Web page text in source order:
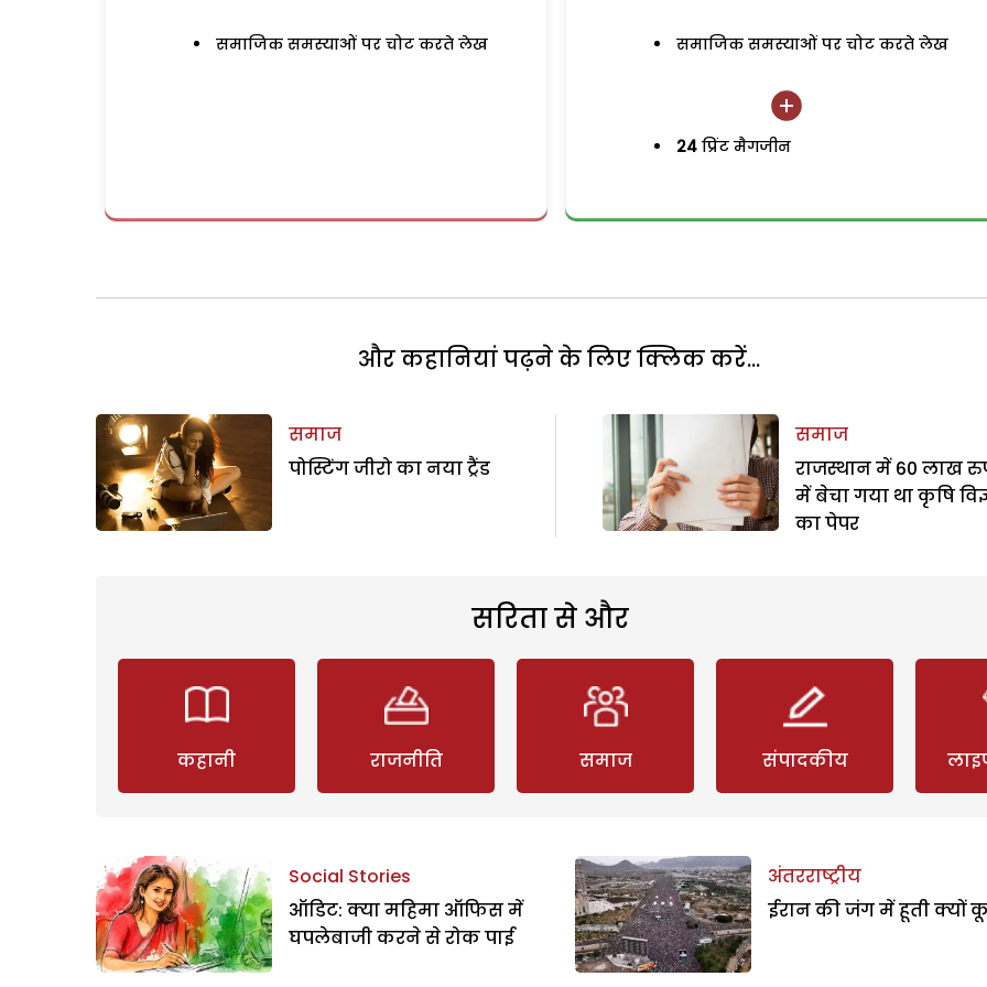
समाजिक समस्याओं पर चोट करते लेख समाजिक समस्याओं पर चोट करते लेख
24 प्रिंट मैगजीन
और कहानियां पढ़ने के लिए क्लिक करें...
समाज
पोस्टिंग जीरो का नया ट्रैंड
समाज
राजस्थान में 60 लाख
में बेचा गया था कृषि
का पेपर
सरिता से और
कहानी राजनीति समाज संपादकीय
Social Stories
ऑडिट: क्या महिमा ऑफिस में
घपलेबाजी करने से रोक पाई
अंतरराष्ट्रीय
ईरान की जंग में हूती क्यों